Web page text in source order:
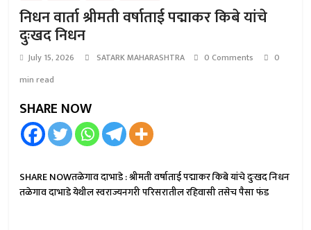
निधन वार्ता श्रीमती वर्षाताई पद्माकर किबे यांचे
दुःखद निधन
July 15, 2026 SATARK MAHARASHTRA 0 Comments
0
min read
SHARE NOW
SHARE NOWतळेगाव दाभाडे : श्रीमती वर्षाताई पद्माकर किबे यांचे दुःखद निधन
तळेगाव दाभाडे येथील स्वराज्यनगरी परिसरातील रहिवासी तसेच पैसा फंड